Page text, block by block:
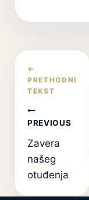
Кретање
чланка
PREVIOUS
Zavera
našeg
otuđenja